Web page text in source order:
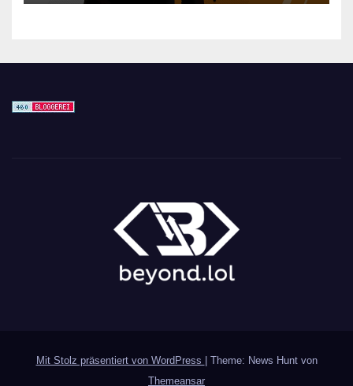
Mit Stolz präsentiert von WordPress
Theme: News Hunt von
Themeansar